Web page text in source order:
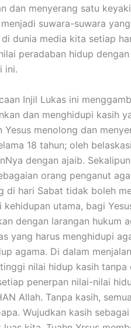
dan menyerang satu
suwara-suwara
dunia media kita setiap
peradaban hidup
ini.
Lukas ini
dan menghidupi kasih
Yesus menolong dan
18 tahun; oleh
dengan ajaib.
orang penganut
di hari Sabat tidak boleh
kehidupan utama, bagi
dengan larangan hukum
yang harus menghidupi
agama. Di dalam
nilai hidup kasih
penerpan nilai-nilai
Allah. Tanpa kasih,
Wujudkan kasih